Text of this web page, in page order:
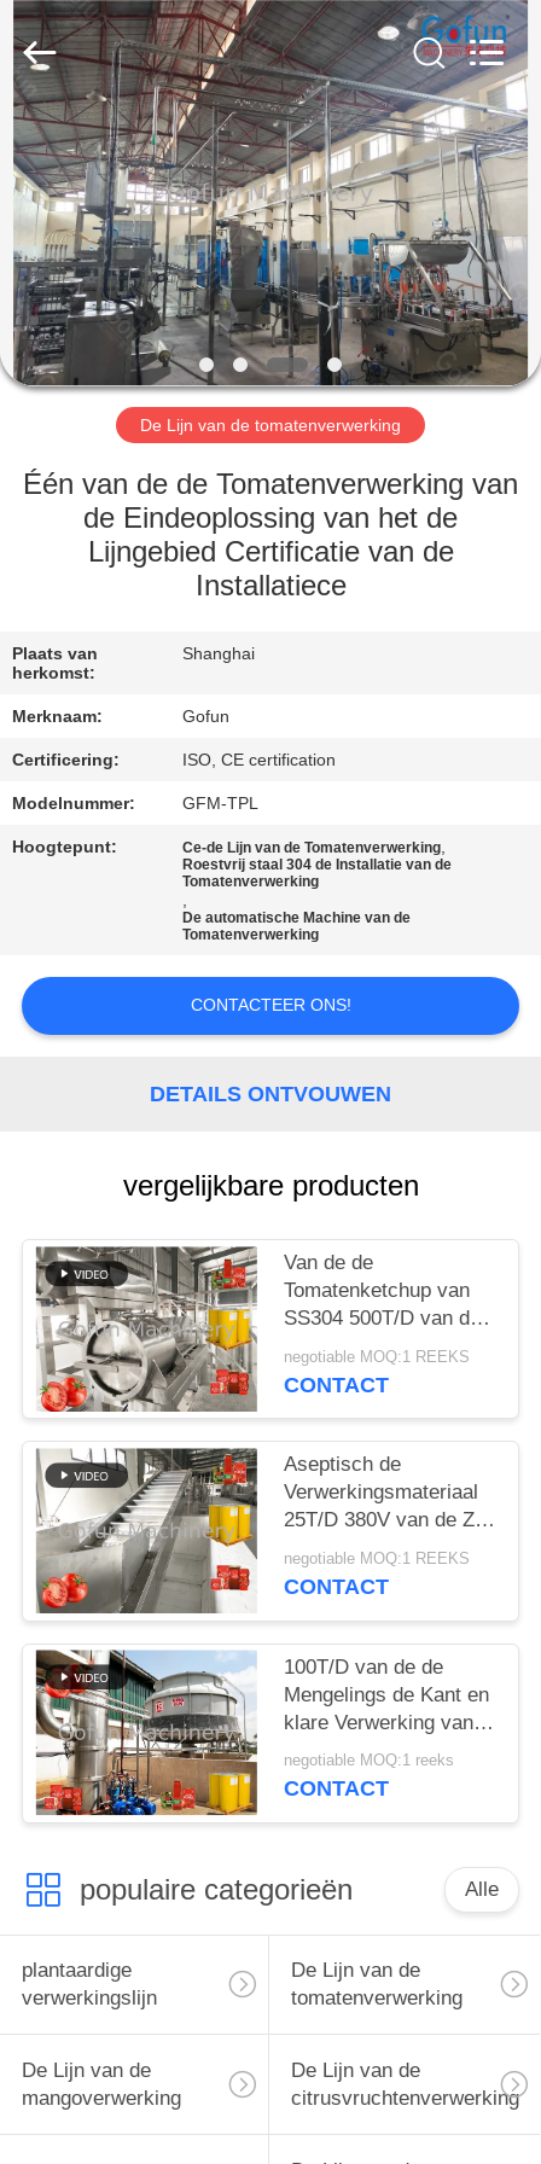
HUIS
PRODUCTEN
VIDEOS
VR-
SHOW
ONGEVEER
FABRIEKSREIS
KWALITEITSCONTROLE
ONS
NIEUWS
VERZOEK
OM
SITEMAP
PRIVACYBELEID
Gofun
Machinery
Co.,
Ltd..
Rights
Reserved.
De Lijn van de tomatenverwerking
Één van de de Tomatenverwerking van
de Eindeoplossing van het de
Lijngebied Certificatie van de
Installatiece
Plaats van
herkomst:
Shanghai
Merknaam: Gofun
Certificering: ISO, CE certification
Modelnummer: GFM-TPL
Hoogtepunt: Ce-de Lijn van de Tomatenverwerking,
Roestvrij staal 304 de Installatie van de
Tomatenverwerking
,
De automatische Machine van de
Tomatenverwerking
CONTACTEER ONS!
DETAILS ONTVOUWEN
vergelijkbare producten
Van de de
Tomatenketchup van
SS304 500T/D van de
de Verwerkingslijn
Aseptische de Zakken
negotiable MOQ:1 REEKS
CONTACT
Aseptisch de
Verwerkingsmateriaal
25T/D 380V van de Zak
Automatisch
Tomatenpuree
negotiable MOQ:1 REEKS
CONTACT
100T/D van de de
Mengelings de Kant en
klare Verwerking van
de tomatenketchup
Dienst van het de
negotiable MOQ:1 reeks
CONTACT
populaire categorieën Alle
plantaardige
verwerkingslijn
De Lijn van de
tomatenverwerking
De Lijn van de
mangoverwerking
De Lijn van de
citrusvruchtenverwerking